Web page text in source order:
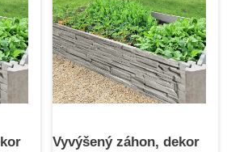
Vyvýšený záhon, dekor